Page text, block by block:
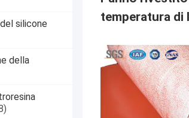
silicone
della
temperatura di